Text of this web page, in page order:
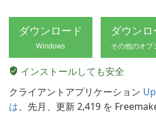
ダウンロード
Windows
ダウンロ
その他のオプ
インストールしても安全
クライアントアプリケーション
は、先月、更新 2,419 を